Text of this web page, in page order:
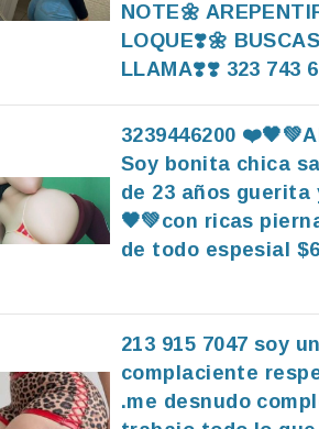
NOTE🌼
LOQUE❣️🌼
LLAMA❣️❣️ 323 743
3239446200
Soy bonita chica
de 23 años
🖤💚con ricas
de todo espesial
213 915 7047 soy
complaciente
.me desnudo